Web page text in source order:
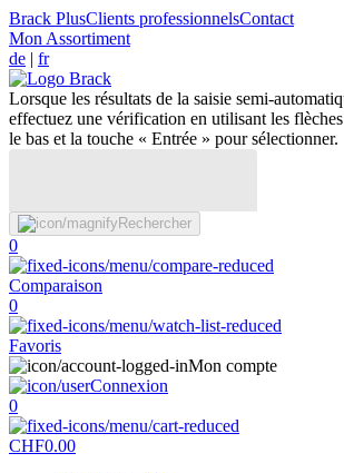
Brack PlusClients professionnelsContact
Mon Assortiment
de | fr
Lorsque les résultats de la saisie semi-
effectuez une vérification en utilisant les
le bas et la touche « Entrée » pour sélectionner.
Rechercher
0
Comparaison
0
Favoris
Mon compte
Connexion
0
CHF0.00